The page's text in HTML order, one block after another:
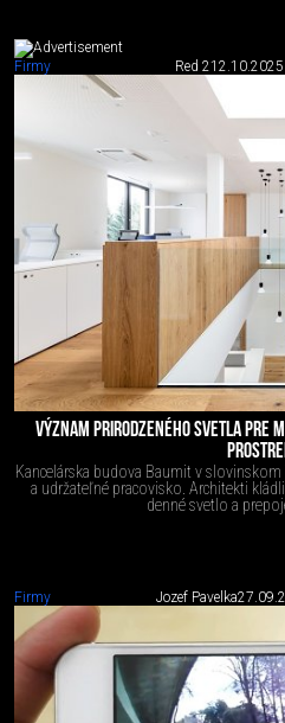
Firmy Red 212.10.2025
VÝZNAM PRIRODZENÉHO SVETLA PRE
Kancelárska budova Baumit v
a udržateľné pracovisko. Architekti
denné svetlo a
Firmy Jozef Pavelka